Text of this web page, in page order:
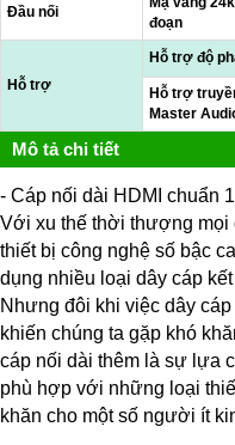
Đầu nối
đoạn
Hỗ trợ
Hỗ trợ độ
Hỗ trợ
Master
Mô tả chi tiết
- Cáp nối dài HDMI chuẩn
Với xu thế thời thượng mọi
thiết bị công nghệ số bậc
dụng nhiều loại dây cáp
Nhưng đôi khi việc dây
khiến chúng ta gặp khó
cáp nối dài thêm là sự lựa
phù hợp với những loại
khăn cho một số người ít